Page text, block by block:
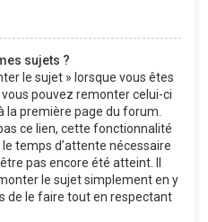
sujets ?
le sujet » lorsque vous êtes
pouvez remonter celui-ci
la première page du forum.
ce lien, cette fonctionnalité
temps d’attente nécessaire
pas encore été atteint. Il
le sujet simplement en y
de le faire tout en respectant